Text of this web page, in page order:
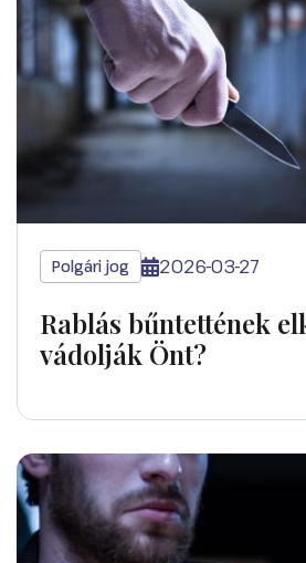
Polgári jog 2026-03-27
Rablás bűntettének
vádolják Önt?